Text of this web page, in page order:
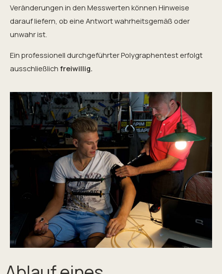
Veränderungen in den Messwerten können Hinweise
darauf liefern, ob eine Antwort wahrheitsgemäß oder
unwahr ist.
Ein professionell durchgeführter Polygraphentest erfolgt
ausschließlich freiwillig.